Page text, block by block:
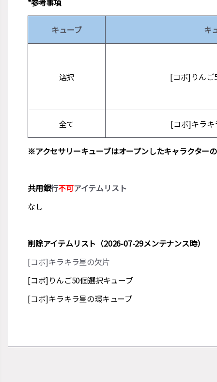
*参考事項
キューブ キ
選択 [コボ]りんご
全て [コボ]キラキ
※アクセサリーキューブはオープンしたキャラクター
共用銀行不可アイテムリスト
なし
削除アイテムリスト（2026-07-29メンテナンス時）
[コボ]キラキラ星の欠片
[コボ]りんご50個選択キューブ
[コボ]キラキラ星の環キューブ